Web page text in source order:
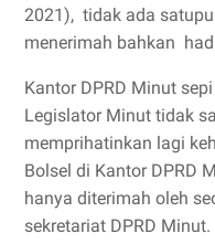
2021), tidak ada
menerimah bahkan
Kantor DPRD Minut
Legislator Minut tidak
memprihatinkan lagi
Bolsel di Kantor DPRD
hanya diterimah oleh
sekretariat DPRD Minut.